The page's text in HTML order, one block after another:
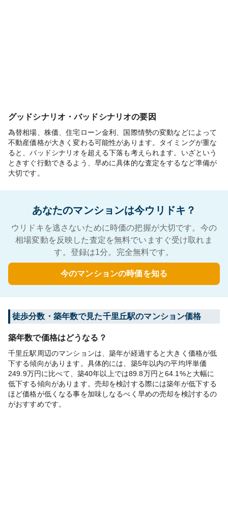
グッドシナリオ・バッドシナリオの要因
為替相場、株価、住宅ローン金利、国際情勢の変動などによって
不動産価格が大きく変わる可能性があります。タイミングが重な
ると、バッドシナリオを超える下落も考えられます。いざという
ときすぐ行動できるよう、早めに具体的な査定をするなど準備が
大切です。
あなたのマンションは今ウリドキ？
ウリドキを逃さないために時価の把握が大切です。今の
相場変動を反映した査定を無料でいますぐ受け取れま
す。登録は1分。完全無料です。
今のマンションの時価を知る
徒歩分数・築年数で見た千里丘駅のマンション価格
築年数で価格はどうなる？
千里丘駅周辺のマンションは、築年が経過すると大きく価格が低
下する傾向があります。具体的には、築5年以内の平均坪単価
249.9万円に比べて、築40年以上では89.8万円と64.1%と大幅に
低下する傾向があります。売却を検討する際には築年が低下する
ほど価格が低くなる事を加味しなるべく早めの売却を検討するの
がおすすめです。